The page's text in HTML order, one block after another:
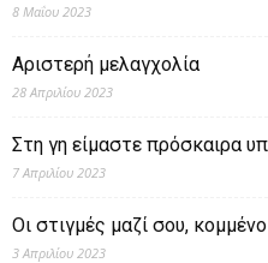
8 Μαΐου 2023
Αριστερή μελαγχολία
28 Απριλίου 2023
Στη γη είμαστε πρόσκαιρα
7 Απριλίου 2023
Οι στιγμές μαζί σου,
3 Απριλίου 2023